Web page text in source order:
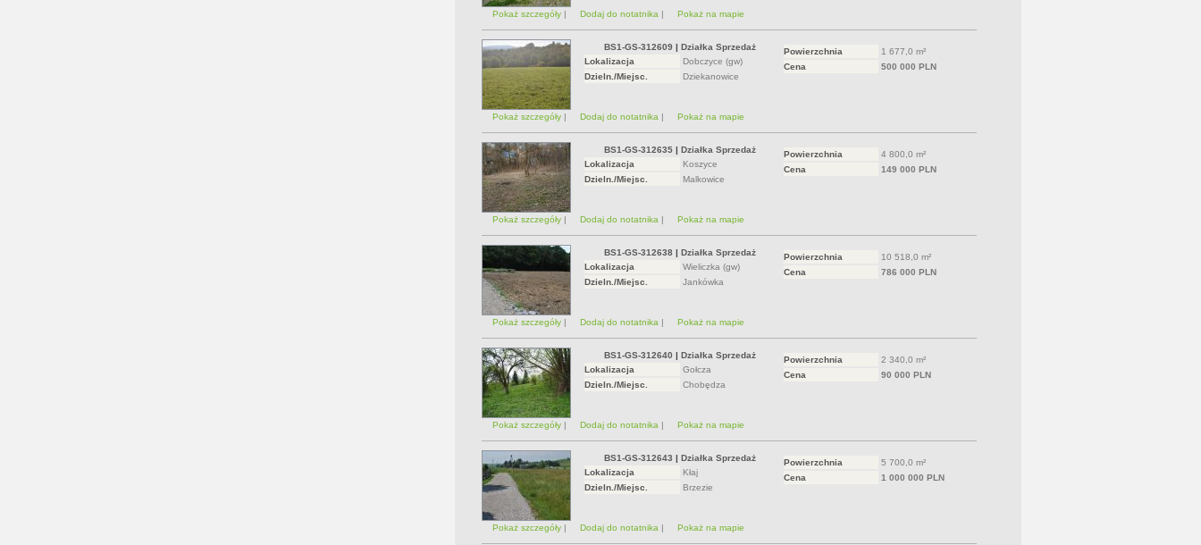
Pokaż szczegóły | Dodaj do notatnika | Pokaż na mapie
BS1-GS-312609 | Działka Sprzedaż
Lokalizacja
Dobczyce (gw)
Dzieln./Miejsc.
Dziekanowice
Powierzchnia
1 677,0 m²
Cena
500 000 PLN
Pokaż szczegóły | Dodaj do notatnika | Pokaż na mapie
BS1-GS-312635 | Działka Sprzedaż
Lokalizacja
Koszyce
Dzieln./Miejsc.
Malkowice
Powierzchnia
4 800,0 m²
Cena
149 000 PLN
Pokaż szczegóły | Dodaj do notatnika | Pokaż na mapie
BS1-GS-312638 | Działka Sprzedaż
Lokalizacja
Wieliczka (gw)
Dzieln./Miejsc.
Jankówka
Powierzchnia
10 518,0 m²
Cena
786 000 PLN
Pokaż szczegóły | Dodaj do notatnika | Pokaż na mapie
BS1-GS-312640 | Działka Sprzedaż
Lokalizacja
Gołcza
Dzieln./Miejsc.
Chobędza
Powierzchnia
2 340,0 m²
Cena
90 000 PLN
Pokaż szczegóły | Dodaj do notatnika | Pokaż na mapie
BS1-GS-312643 | Działka Sprzedaż
Lokalizacja
Kłaj
Dzieln./Miejsc.
Brzezie
Powierzchnia
5 700,0 m²
Cena
1 000 000 PLN
Pokaż szczegóły | Dodaj do notatnika | Pokaż na mapie